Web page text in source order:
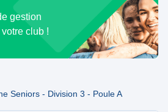
gestion
club !
Seniors - Division 3 - Poule A